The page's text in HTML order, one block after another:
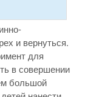
и вернуться.
для
в совершении
большой